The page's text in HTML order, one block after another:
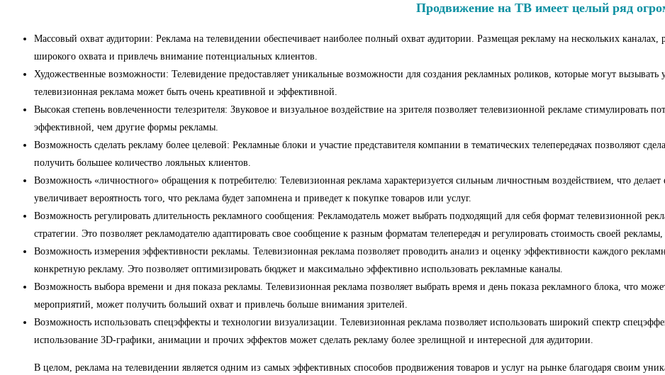
Продвижение на ТВ имеет целый ряд
Массовый охват аудитории: Реклама на телевидении обеспечивает наиболее полный охват аудитории. Размещая рекламу на нескольких
широкого охвата и привлечь внимание потенциальных клиентов.
Художественные возможности: Телевидение предоставляет уникальные возможности для создания рекламных роликов, которые могут
телевизионная реклама может быть очень креативной и эффективной.
Высокая степень вовлеченности телезрителя: Звуковое и визуальное воздействие на зрителя позволяет телевизионной рекламе
эффективной, чем другие формы рекламы.
Возможность сделать рекламу более целевой: Рекламные блоки и участие представителя компании в тематических телепередачах позволяют
получить большее количество лояльных клиентов.
Возможность «личностного» обращения к потребителю: Телевизионная реклама характеризуется сильным личностным воздействием, что
увеличивает вероятность того, что реклама будет запомнена и приведет к покупке товаров или услуг.
Возможность регулировать длительность рекламного сообщения: Рекламодатель может выбрать подходящий для себя формат
стратегии. Это позволяет рекламодателю адаптировать свое сообщение к разным форматам телепередач и регулировать стоимость своей
Возможность измерения эффективности рекламы. Телевизионная реклама позволяет проводить анализ и оценку эффективности каждого
конкретную рекламу. Это позволяет оптимизировать бюджет и максимально эффективно использовать рекламные каналы.
Возможность выбора времени и дня показа рекламы. Телевизионная реклама позволяет выбрать время и день показа рекламного блока, что
мероприятий, может получить больший охват и привлечь больше внимания зрителей.
Возможность использовать спецэффекты и технологии визуализации. Телевизионная реклама позволяет использовать широкий спектр
использование 3D-графики, анимации и прочих эффектов может сделать рекламу более зрелищной и интересной для аудитории.
В целом, реклама на телевидении является одним из самых эффективных способов продвижения товаров и услуг на рынке благодаря своим